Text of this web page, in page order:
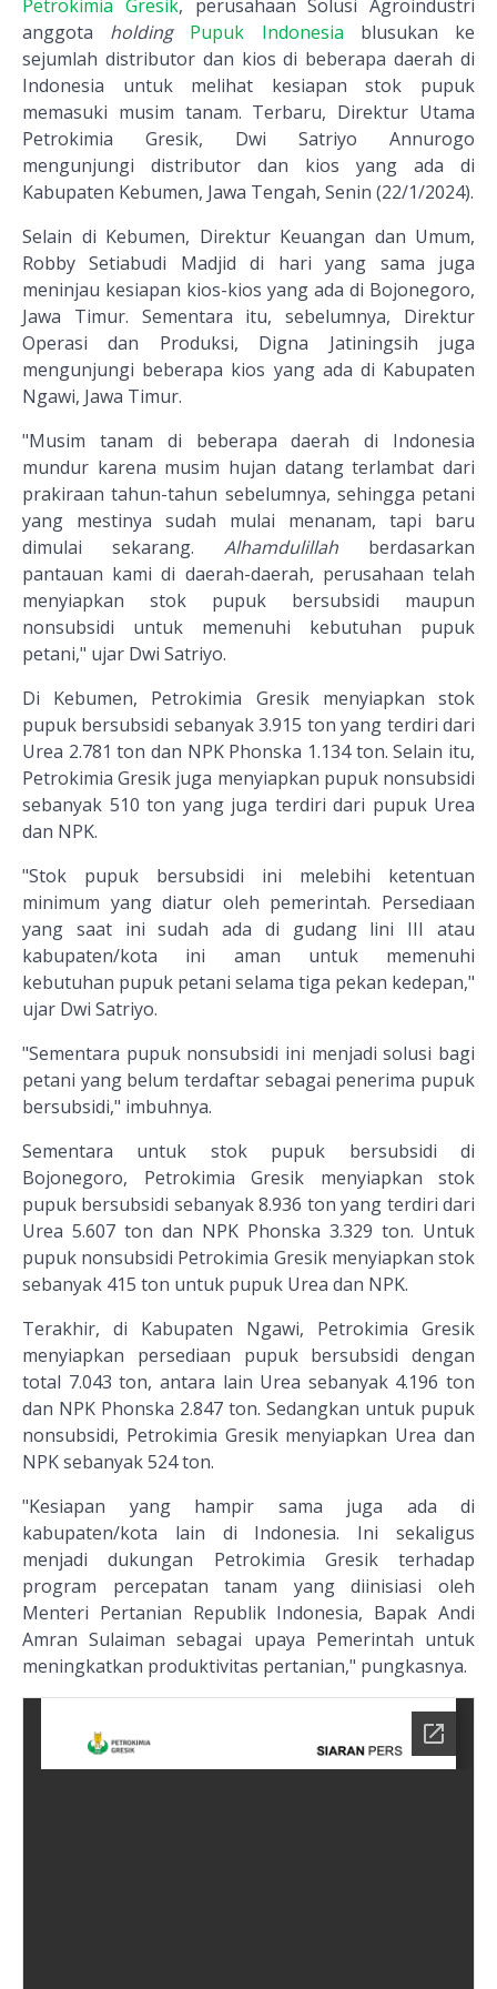
Petrokimia Gresik, perusahaan Solusi Agroindustri
anggota holding Pupuk Indonesia blusukan ke
sejumlah distributor dan kios di beberapa daerah di
Indonesia untuk melihat kesiapan stok pupuk
memasuki musim tanam. Terbaru, Direktur Utama
Petrokimia Gresik, Dwi Satriyo Annurogo
mengunjungi distributor dan kios yang ada di
Kabupaten Kebumen, Jawa Tengah, Senin (22/1/2024).
Selain di Kebumen, Direktur Keuangan dan Umum,
Robby Setiabudi Madjid di hari yang sama juga
meninjau kesiapan kios-kios yang ada di Bojonegoro,
Jawa Timur. Sementara itu, sebelumnya, Direktur
Operasi dan Produksi, Digna Jatiningsih juga
mengunjungi beberapa kios yang ada di Kabupaten
Ngawi, Jawa Timur.
"Musim tanam di beberapa daerah di Indonesia
mundur karena musim hujan datang terlambat dari
prakiraan tahun-tahun sebelumnya, sehingga petani
yang mestinya sudah mulai menanam, tapi baru
dimulai sekarang. Alhamdulillah berdasarkan
pantauan kami di daerah-daerah, perusahaan telah
menyiapkan stok pupuk bersubsidi maupun
nonsubsidi untuk memenuhi kebutuhan pupuk
petani," ujar Dwi Satriyo.
Di Kebumen, Petrokimia Gresik menyiapkan stok
pupuk bersubsidi sebanyak 3.915 ton yang terdiri dari
Urea 2.781 ton dan NPK Phonska 1.134 ton. Selain itu,
Petrokimia Gresik juga menyiapkan pupuk nonsubsidi
sebanyak 510 ton yang juga terdiri dari pupuk Urea
dan NPK.
"Stok pupuk bersubsidi ini melebihi ketentuan
minimum yang diatur oleh pemerintah. Persediaan
yang saat ini sudah ada di gudang lini III atau
kabupaten/kota ini aman untuk memenuhi
kebutuhan pupuk petani selama tiga pekan kedepan,"
ujar Dwi Satriyo.
"Sementara pupuk nonsubsidi ini menjadi solusi bagi
petani yang belum terdaftar sebagai penerima pupuk
bersubsidi," imbuhnya.
Sementara untuk stok pupuk bersubsidi di
Bojonegoro, Petrokimia Gresik menyiapkan stok
pupuk bersubsidi sebanyak 8.936 ton yang terdiri dari
Urea 5.607 ton dan NPK Phonska 3.329 ton. Untuk
pupuk nonsubsidi Petrokimia Gresik menyiapkan stok
sebanyak 415 ton untuk pupuk Urea dan NPK.
Terakhir, di Kabupaten Ngawi, Petrokimia Gresik
menyiapkan persediaan pupuk bersubsidi dengan
total 7.043 ton, antara lain Urea sebanyak 4.196 ton
dan NPK Phonska 2.847 ton. Sedangkan untuk pupuk
nonsubsidi, Petrokimia Gresik menyiapkan Urea dan
NPK sebanyak 524 ton.
"Kesiapan yang hampir sama juga ada di
kabupaten/kota lain di Indonesia. Ini sekaligus
menjadi dukungan Petrokimia Gresik terhadap
program percepatan tanam yang diinisiasi oleh
Menteri Pertanian Republik Indonesia, Bapak Andi
Amran Sulaiman sebagai upaya Pemerintah untuk
meningkatkan produktivitas pertanian," pungkasnya.